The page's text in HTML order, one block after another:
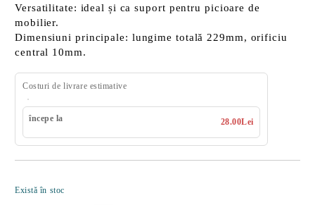
Versatilitate: ideal și casuport pentru picioare de
mobilier.
Dimensiuni principale: lungime totală 229mm, orificiu
central 10mm.
Costuri de livrare estimative
începe la 28.00Lei
Există în stoc